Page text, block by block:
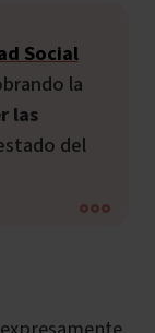
Social
la
las
del